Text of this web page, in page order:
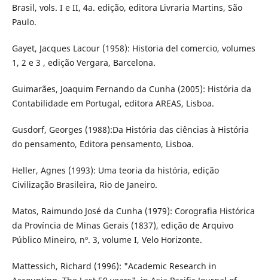
Brasil, vols. I e II, 4a. edição, editora Livraria Martins, São
Paulo.
Gayet, Jacques Lacour (1958): Historia del comercio, volumes
1, 2 e 3 , edição Vergara, Barcelona.
Guimarães, Joaquim Fernando da Cunha (2005): História da
Contabilidade em Portugal, editora AREAS, Lisboa.
Gusdorf, Georges (1988):Da História das ciências à História
do pensamento, Editora pensamento, Lisboa.
Heller, Agnes (1993): Uma teoria da história, edição
Civilização Brasileira, Rio de Janeiro.
Matos, Raimundo José da Cunha (1979): Corografia Histórica
da Província de Minas Gerais (1837), edição de Arquivo
Público Mineiro, nº. 3, volume I, Velo Horizonte.
Mattessich, Richard (1996): "Academic Research in